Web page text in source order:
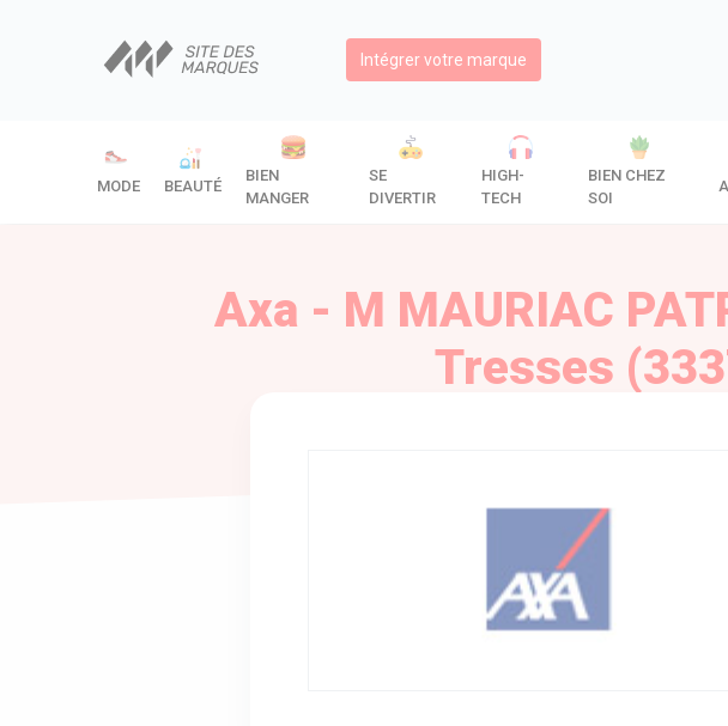
Intégrer votre marque
MODE BEAUTÉ
BIEN
MANGER
SE
DIVERTIR
HIGH-
TECH
BIEN CHEZ
SOI
Axa - M MAURIAC
Tresses